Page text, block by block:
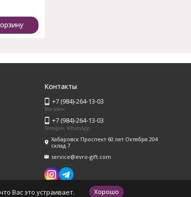
Контакты
+7 (984)-264-13-03
Магазин
+7 (984)-264-13-03
Телефон, WhatsApp
Хабаровск Проспект 60 лет Октября 204
склад 7
service@evro-gift.com
Вас это устраивает. Хорошо